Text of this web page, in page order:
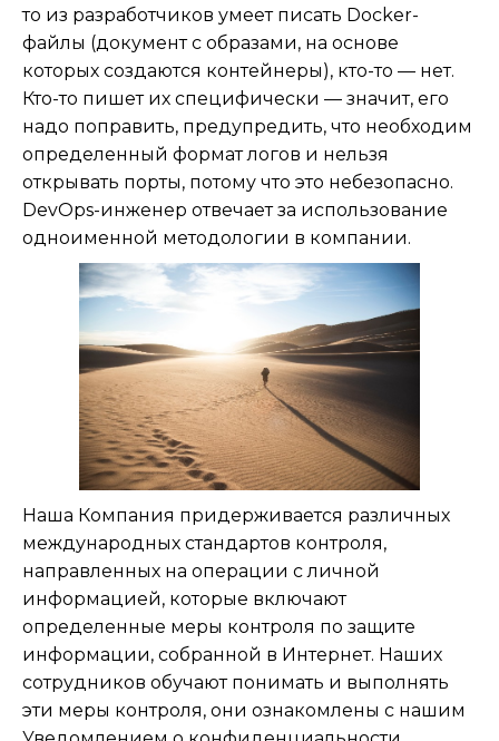
то из разработчиков умеет писать Docker-
файлы (документ с образами, на основе
которых создаются контейнеры), кто-то — нет.
Кто-то пишет их специфически — значит, его
надо поправить, предупредить, что необходим
определенный формат логов и нельзя
открывать порты, потому что это небезопасно.
DevOps-инженер отвечает за использование
одноименной методологии в компании.
Наша Компания придерживается различных
международных стандартов контроля,
направленных на операции с личной
информацией, которые включают
определенные меры контроля по защите
информации, собранной в Интернет. Наших
сотрудников обучают понимать и выполнять
эти меры контроля, они ознакомлены с нашим